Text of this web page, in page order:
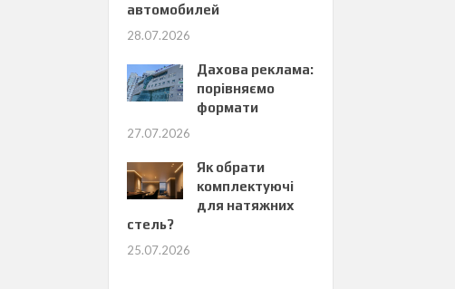
автомобилей
28.07.2026
Дахова реклама:
порівняємо
формати
27.07.2026
Як обрати
комплектуючі
для натяжних
стель?
25.07.2026